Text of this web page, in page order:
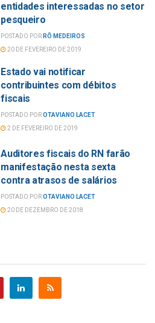
entidades interessadas no setor
pesqueiro
POSTADO POR RÔ MEDEIROS
20 DE FEVEREIRO DE 2019
Estado vai notificar
contribuintes com débitos
fiscais
POSTADO POROTAVIANO LACET
2 DE FEVEREIRO DE 2019
Auditores fiscais do RN farão
manifestação nesta sexta
contra atrasos de salários
POSTADO POROTAVIANO LACET
20 DE DEZEMBRO DE 2018